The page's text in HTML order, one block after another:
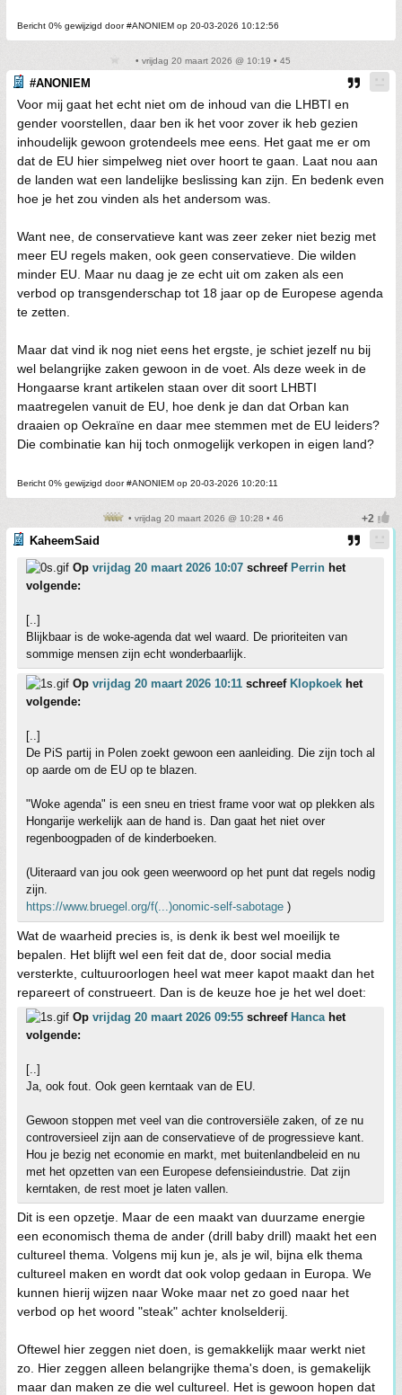
Bericht 0% gewijzigd door #ANONIEM op 20-03-2026 10:12:56
• vrijdag 20 maart 2026 @ 10:19 • 45
#ANONIEM
Voor mij gaat het echt niet om de inhoud van die LHBTI en
gender voorstellen, daar ben ik het voor zover ik heb gezien
inhoudelijk gewoon grotendeels mee eens. Het gaat me er om
dat de EU hier simpelweg niet over hoort te gaan. Laat nou aan
de landen wat een landelijke beslissing kan zijn. En bedenk even
hoe je het zou vinden als het andersom was.
Want nee, de conservatieve kant was zeer zeker niet bezig met
meer EU regels maken, ook geen conservatieve. Die wilden
minder EU. Maar nu daag je ze echt uit om zaken als een
verbod op transgenderschap tot 18 jaar op de Europese agenda
te zetten.
Maar dat vind ik nog niet eens het ergste, je schiet jezelf nu bij
wel belangrijke zaken gewoon in de voet. Als deze week in de
Hongaarse krant artikelen staan over dit soort LHBTI
maatregelen vanuit de EU, hoe denk je dan dat Orban kan
draaien op Oekraïne en daar mee stemmen met de EU leiders?
Die combinatie kan hij toch onmogelijk verkopen in eigen land?
Bericht 0% gewijzigd door #ANONIEM op 20-03-2026 10:20:11
• vrijdag 20 maart 2026 @ 10:28 • 46
KaheemSaid
Op vrijdag 20 maart 2026 10:07 schreef Perrin het
volgende:
[..]
Blijkbaar is de woke-agenda dat wel waard. De prioriteiten van
sommige mensen zijn echt wonderbaarlijk.
Op vrijdag 20 maart 2026 10:11 schreef Klopkoek het
volgende:
[..]
De PiS partij in Polen zoekt gewoon een aanleiding. Die zijn toch al
op aarde om de EU op te blazen.
"Woke agenda" is een sneu en triest frame voor wat op plekken als
Hongarije werkelijk aan de hand is. Dan gaat het niet over
regenboogpaden of de kinderboeken.
(Uiteraard van jou ook geen weerwoord op het punt dat regels nodig
zijn.
https://www.bruegel.org/f(...)onomic-self-sabotage )
Wat de waarheid precies is, is denk ik best wel moeilijk te
bepalen. Het blijft wel een feit dat de, door social media
versterkte, cultuuroorlogen heel wat meer kapot maakt dan het
repareert of construeert. Dan is de keuze hoe je het wel doet:
Op vrijdag 20 maart 2026 09:55 schreef Hancahet
volgende:
[..]
Ja, ook fout. Ook geen kerntaak van de EU.
Gewoon stoppen met veel van die controversiële zaken, of ze nu
controversieel zijn aan de conservatieve of de progressieve kant.
Hou je bezig net economie en markt, met buitenlandbeleid en nu
met het opzetten van een Europese defensieindustrie. Dat zijn
kerntaken, de rest moet je laten vallen.
Dit is een opzetje. Maar de een maakt van duurzame energie
een economisch thema de ander (drill baby drill) maakt het een
cultureel thema. Volgens mij kun je, als je wil, bijna elk thema
cultureel maken en wordt dat ook volop gedaan in Europa. We
kunnen hierij wijzen naar Woke maar net zo goed naar het
verbod op het woord "steak" achter knolselderij.
Oftewel hier zeggen niet doen, is gemakkelijk maar werkt niet
zo. Hier zeggen alleen belangrijke thema's doen, is gemakelijk
maar dan maken ze die wel cultureel. Het is gewoon hopen dat